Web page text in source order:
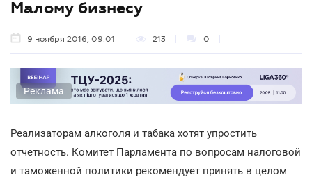
Малому бизнесу
9 ноября 2016, 09:01 213 0
Реклама
Реализаторам алкоголя и табака хотят упростить
отчетность. Комитет Парламента по вопросам налоговой
и таможенной политики рекомендует принять в целом